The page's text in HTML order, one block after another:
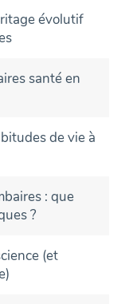
évolutif
santé en
de vie à
: que
?
(et